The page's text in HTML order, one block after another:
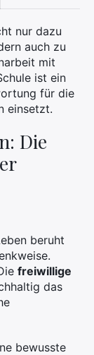
nur dazu
auch zu
mit
ist ein
für die
einsetzt.
Die
beruht
freiwillige
das
bewusste